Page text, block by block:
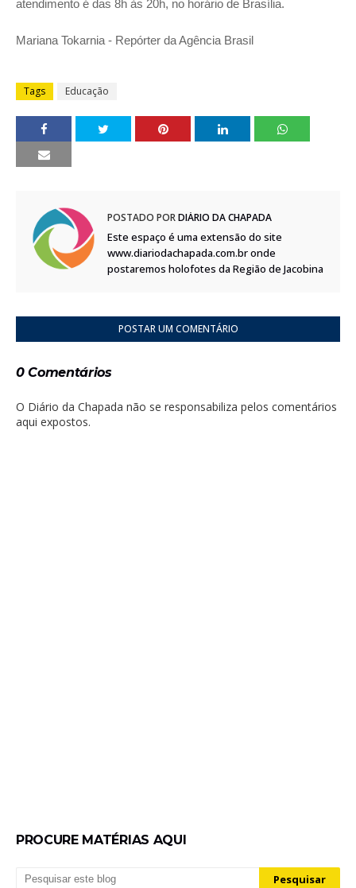
atendimento é das 8h às 20h, no horário de Brasília.
Mariana Tokarnia - Repórter da Agência Brasil
Tags Educação
POSTADO PORDIÁRIO DA CHAPADA
Este espaço é uma extensão do site
www.diariodachapada.com.br onde
postaremos holofotes da Região de Jacobina
POSTAR UM COMENTÁRIO
0 Comentários
O Diário da Chapada não se responsabiliza pelos comentários
aqui expostos.
PROCURE MATÉRIAS AQUI